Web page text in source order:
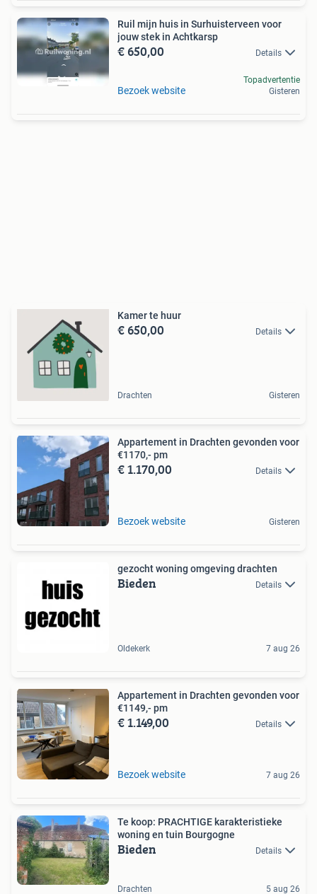
Ruil mijn huis in Surhuisterveen voor
jouw stek in Achtkarsp
€ 650,00 Details
Bezoek website
Topadvertentie
Gisteren
Kamer te huur
€ 650,00 Details
Drachten Gisteren
Appartement in Drachten gevonden voor
€1170,- pm
€ 1.170,00 Details
Bezoek website Gisteren
gezocht woning omgeving drachten
Bieden Details
Oldekerk 7 aug 26
Appartement in Drachten gevonden voor
€1149,- pm
€ 1.149,00 Details
Bezoek website 7 aug 26
Te koop: PRACHTIGE karakteristieke
woning en tuin Bourgogne
Bieden Details
Drachten 5 aug 26